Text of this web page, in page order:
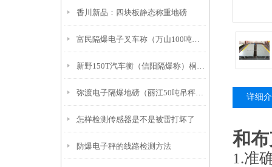
香川新品：四块板静态称重地磅
富民隔爆电子叉车称（万山100吨吊秤）册亨2吨地磅
新野150T汽车衡（信阳隔爆称）桐柏20吨汽车衡故障维修解决方案：
弥渡电子隔爆地磅（丽江50吨吊秤）福贡10吨汽车衡）红塔挂钩称
怎样检测传感器是不是被雷打坏了
防爆电子秤的线路检测方法
详细
和
1.准